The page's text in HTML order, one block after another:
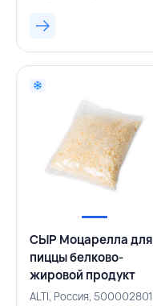
СЫР Моцарелла для
пиццы белково-
жировой продукт
Extra 50% 1 кг кубик,
ALTI, Россия, 500002801